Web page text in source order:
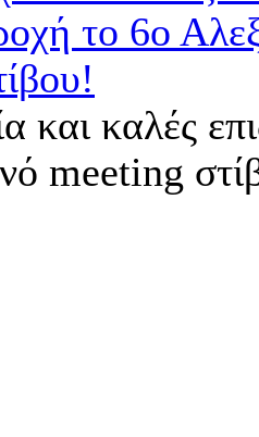
και καλές
meeting